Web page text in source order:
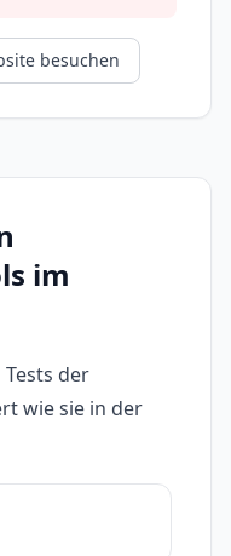
besuchen
im
der
wie sie in der